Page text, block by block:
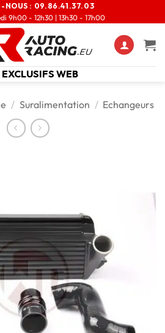
NOUS : 09.86.41.37.03
9h00 - 12h30 | 13h30 - 17h00
EXCLUSIFS WEB
/ Suralimentation / Echangeurs